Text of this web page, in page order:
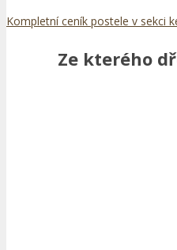
Kompletní ceník postele v sekci
Ze kterého